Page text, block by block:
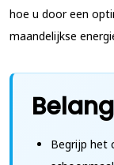
hoe u door een
maandelijkse
Begrijp het